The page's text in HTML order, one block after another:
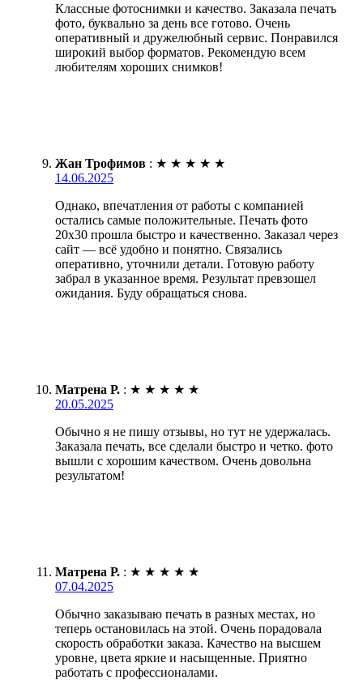
Классные фотоснимки и качество. Заказала печать
фото, буквально за день все готово. Очень
оперативный и дружелюбный сервис. Понравился
широкий выбор форматов. Рекомендую всем
любителям хороших снимков!
Жан Трофимов : ★ ★ ★ ★ ★
14.06.2025
Однако, впечатления от работы с компанией
остались самые положительные. Печать фото
20х30 прошла быстро и качественно. Заказал через
сайт — всё удобно и понятно. Связались
оперативно, уточнили детали. Готовую работу
забрал в указанное время. Результат превзошел
ожидания. Буду обращаться снова.
Матрена Р. : ★ ★ ★ ★ ★
20.05.2025
Обычно я не пишу отзывы, но тут не удержалась.
Заказала печать, все сделали быстро и четко. фото
вышли с хорошим качеством. Очень довольна
результатом!
Матрена Р. : ★ ★ ★ ★ ★
07.04.2025
Обычно заказываю печать в разных местах, но
теперь остановилась на этой. Очень порадовала
скорость обработки заказа. Качество на высшем
уровне, цвета яркие и насыщенные. Приятно
работать с профессионалами.